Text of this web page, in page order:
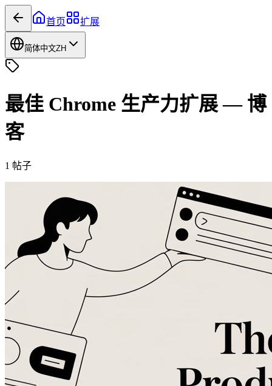
首页 扩展
简体中文ZH
最佳 Chrome 生产力扩展— 博
客
1 帖子